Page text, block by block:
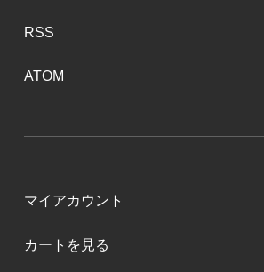
RSS
ATOM
マイアカウント
カートを見る